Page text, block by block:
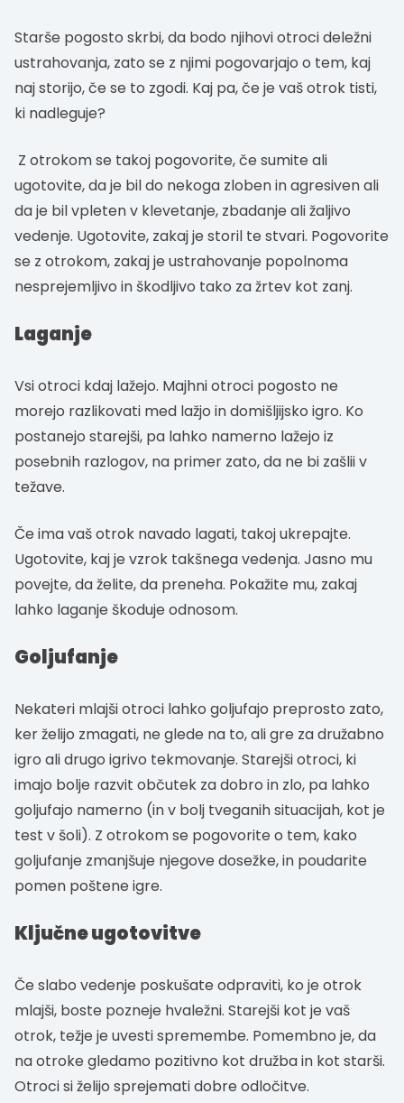
Starše pogosto skrbi, da bodo njihovi otroci deležni
ustrahovanja, zato se z njimi pogovarjajo o tem, kaj
naj storijo, če se to zgodi. Kaj pa, če je vaš otrok tisti,
ki nadleguje?
Z otrokom se takoj pogovorite, če sumite ali
ugotovite, da je bil do nekoga zloben in agresiven ali
da je bil vpleten v klevetanje, zbadanje ali žaljivo
vedenje. Ugotovite, zakaj je storil te stvari. Pogovorite
se z otrokom, zakaj je ustrahovanje popolnoma
nesprejemljivo in škodljivo tako za žrtev kot zanj.
Laganje
Vsi otroci kdaj lažejo. Majhni otroci pogosto ne
morejo razlikovati med lažjo in domišljijsko igro. Ko
postanejo starejši, pa lahko namerno lažejo iz
posebnih razlogov, na primer zato, da ne bi zašlii v
težave.
Če ima vaš otrok navado lagati, takoj ukrepajte.
Ugotovite, kaj je vzrok takšnega vedenja. Jasno mu
povejte, da želite, da preneha. Pokažite mu, zakaj
lahko laganje škoduje odnosom.
Goljufanje
Nekateri mlajši otroci lahko goljufajo preprosto zato,
ker želijo zmagati, ne glede na to, ali gre za družabno
igro ali drugo igrivo tekmovanje. Starejši otroci, ki
imajo bolje razvit občutek za dobro in zlo, pa lahko
goljufajo namerno (in v bolj tveganih situacijah, kot je
test v šoli). Z otrokom se pogovorite o tem, kako
goljufanje zmanjšuje njegove dosežke, in poudarite
pomen poštene igre.
Ključne ugotovitve
Če slabo vedenje poskušate odpraviti, ko je otrok
mlajši, boste pozneje hvaležni. Starejši kot je vaš
otrok, težje je uvesti spremembe. Pomembno je, da
na otroke gledamo pozitivno kot družba in kot starši.
Otroci si želijo sprejemati dobre odločitve.